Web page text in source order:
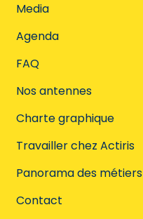
Media
Agenda
FAQ
Nos antennes
Charte graphique
Travailler chez Actiris
Panorama des métiers
Contact